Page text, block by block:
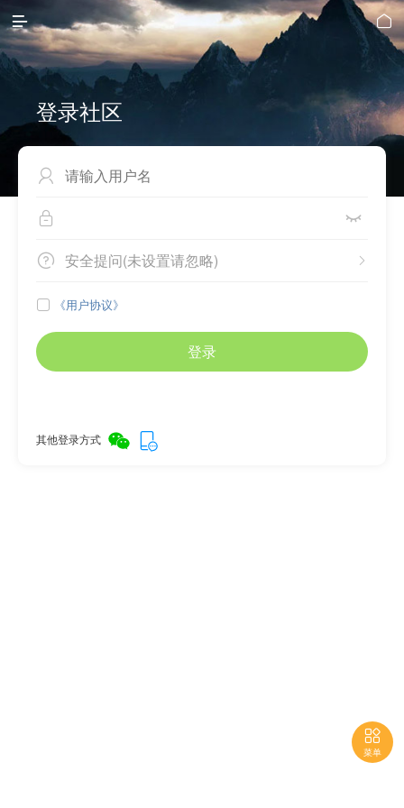
 
登录社区

 
 
安全提问(未设置请忽略)
 《用户协议》
登录
其他登录方式

菜单